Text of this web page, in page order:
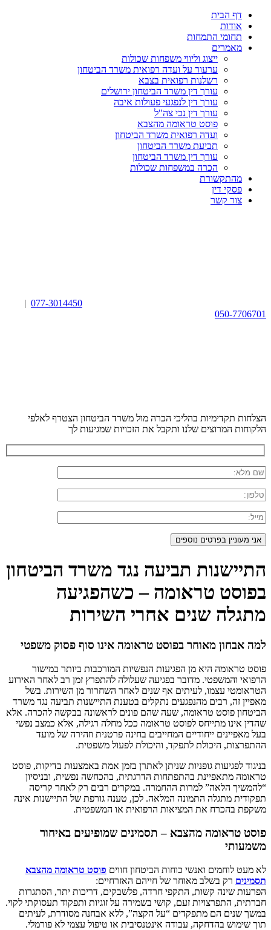
דף הבית
אודות
תחומי התמחות
מאמרים
ייצוג וליווי משפחות שכולות
ערעור על ועדה רפואית משרד הביטחון
רשלנות רפואית בצבא
עורך דין משרד הביטחון ירושלים
עורך דין לנפגעי פעולות איבה
עורך דין נכי צה"ל
פוסט טראומה מהצבא
ועדה רפואית משרד הביטחון
תביעת משרד הביטחון
עורך דין משרד הביטחון
הכרה במשפחות שכולות
מהתקשורת
פסקי דין
צור קשר
077-3014450
|
050-7706701
הצלחות תקדימיות בהליכי הכרה מול משרד הביטחון הצטרף לאלפי
הלקוחות המרוצים שלנו ותקבל את הזכויות שמגיעות לך
התיישנות תביעה נגד משרד הביטחון
בפוסט טראומה – כשהפגיעה
מתגלה שנים אחרי השירות
למה אבחון מאוחר בפוסט טראומה אינו סוף פסוק משפטי
פוסט טראומה היא מן הפגיעות הנפשיות המורכבות ביותר במישור
הרפואי והמשפטי. מדובר בפגיעה שעלולה להתפרץ זמן רב לאחר האירוע
הטראומטי עצמו, לעיתים אף שנים לאחר השחרור מן השירות. בשל
מאפיין זה, רבים מהנפגעים נתקלים בטענת התיישנות תביעה נגד משרד
הביטחון פוסט טראומה, שעה שהם פונים לראשונה בבקשה להכרה. אלא
שהדין אינו מתייחס לפוסט טראומה ככל מחלה רגילה, אלא כמצב נפשי
בעל מאפיינים ייחודיים המחייבים בחינה פרטנית וזהירה של מועד
ההתפרצות, היכולת לתפקד, והיכולת לפעול משפטית.
בניגוד לפגיעות גופניות שניתן לאתרן בזמן אמת באמצעות בדיקות, פוסט
טראומה מתאפיינת בהתפתחות הדרגתית, בהכחשה נפשית, ובניסיון
“להמשיך הלאה” למרות ההחמרה. במקרים רבים רק לאחר קריסה
תפקודית מתגלה התמונה המלאה. לכן, טענה גורפת של התיישנות אינה
משקפת בהכרח את המציאות הרפואית או המשפטית.
פוסט טראומה מהצבא – תסמינים שמופיעים באיחור
משמעותי
לא מעט לוחמים ואנשי כוחות הביטחון חווים פוסט טראומה מהצבא
תסמינים רק בשלב מאוחר של חייהם האזרחיים:
הפרעות שינה קשות, התקפי חרדה, פלשבקים, דריכות יתר, הסתגרות
חברתית, התפרצויות זעם, קושי בשמירה על זוגיות ותפקוד תעסוקתי לקוי.
במשך שנים הם מתפקדים “על הקצה”, ללא אבחנה מסודרת, לעיתים
תוך שימוש בהדחקה, עבודה אינטנסיבית או טיפול עצמי לא פורמלי.